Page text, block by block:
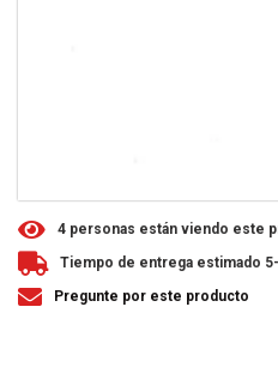
4 personas están viendo este
Tiempo de entrega estimado
Pregunte por este producto